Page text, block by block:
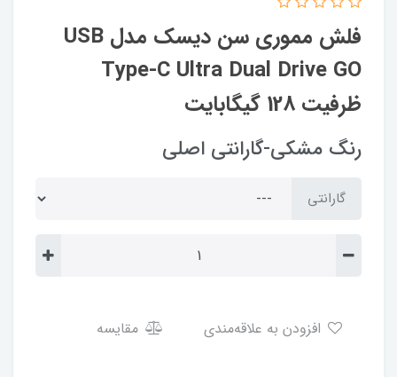
فلش مموری سن دیسک مدل USB
Type-C Ultra Dual Drive GO
ظرفیت 128 گیگابایت
رنگ مشکی-گارانتی اصلی
گارانتی
مقایسه